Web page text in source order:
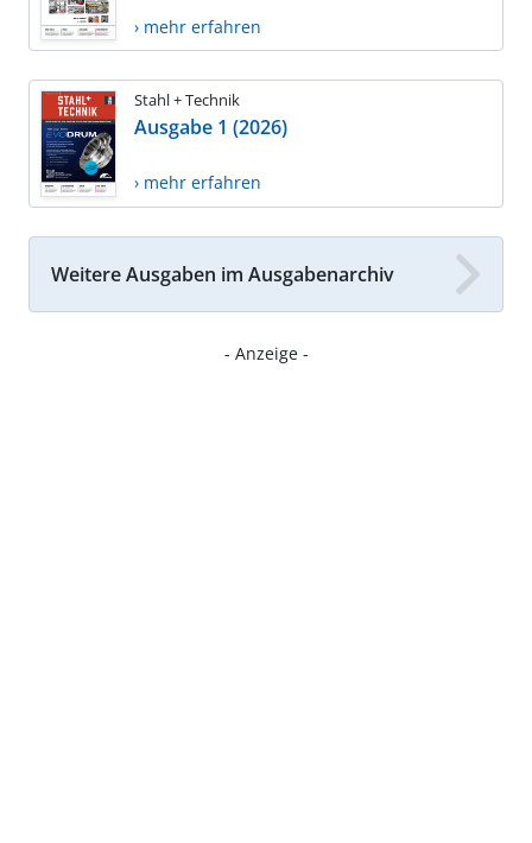
› mehr erfahren
Stahl + Technik
Ausgabe 1 (2026)
› mehr erfahren
Weitere Ausgaben im Ausgabenarchiv
- Anzeige -